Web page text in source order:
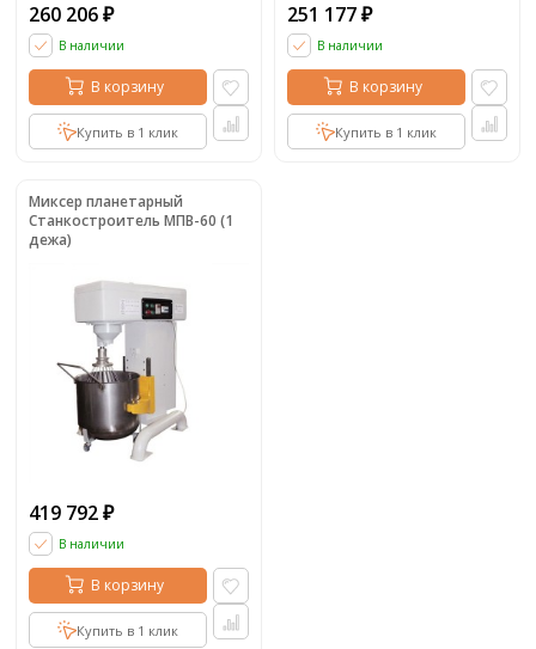
260 206 ₽
В наличии
В корзину
Купить в 1 клик
251 177 ₽
В наличии
В корзину
Купить в 1 клик
Миксер планетарный
Станкостроитель МПВ-60 (1
дежа)
419 792 ₽
В наличии
В корзину
Купить в 1 клик